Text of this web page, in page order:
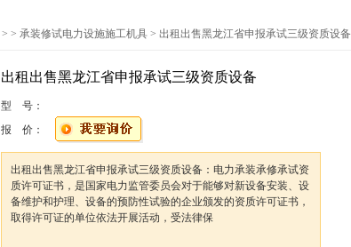
> > 承装修试电力设施施工机具 > 出租出售黑龙江省申报承试三级资质设备
出租出售黑龙江省申报承试三级资质设备
型 号：
报 价：
出租出售黑龙江省申报承试三级资质设备：电力承装承修承试资
质许可证书，是国家电力监管委员会对于能够对新设备安装、设
备维护和护理、设备的预防性试验的企业颁发的资质许可证书，
取得许可证的单位依法开展活动，受法律保